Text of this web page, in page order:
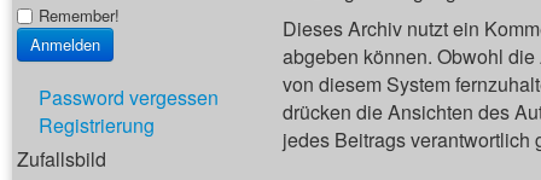
Remember!
Password vergessen
Registrierung
Zufallsbild
Dieses Archiv nutzt ein
abgeben können. Obwohl
von diesem System
drücken die Ansichten des
jedes Beitrags verantwortlich